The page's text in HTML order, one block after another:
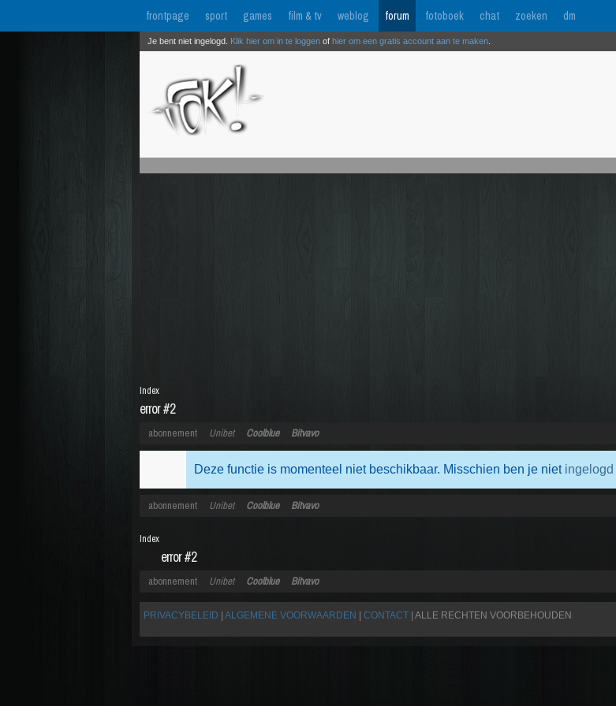
frontpage sport games film & tv weblog forum fotoboek chat zoeken dm
Je bent niet ingelogd. Klik hier om in te loggen of hier om een gratis account aan te maken
error #2
Index
abonnement Unibet Coolblue Bitvavo
Deze functie is momenteel niet beschikbaar. Misschien ben je niet ingelogd
abonnement Unibet Coolblue Bitvavo
error #2
Index
abonnement Unibet Coolblue Bitvavo
PRIVACYBELEID ALGEMENE VOORWAARDEN CONTACT | ALLE RECHTEN VOORBEHOUDEN